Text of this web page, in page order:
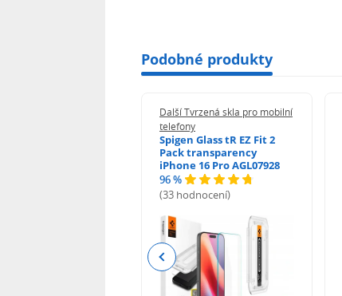
Podobné produkty
Další Tvrzená skla pro mobilní
telefony
Spigen Glass tR EZ Fit 2
Pack transparency
iPhone 16 Pro AGL07928
96 %
(33 hodnocení)
Previous